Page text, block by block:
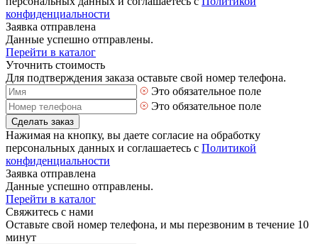
конфиденциальности
Заявка отправлена
Данные успешно отправлены.
Перейти в каталог
Уточнить стоимость
Для подтверждения заказа оставьте свой номер телефона.
Это обязательное поле
Это обязательное поле
Сделать заказ
Нажимая на кнопку, вы даете согласие на обработку
персональных данных и соглашаетесь с Политикой
конфиденциальности
Заявка отправлена
Данные успешно отправлены.
Перейти в каталог
Свяжитесь с нами
Оставьте свой номер телефона, и мы перезвоним в течение 10
минут